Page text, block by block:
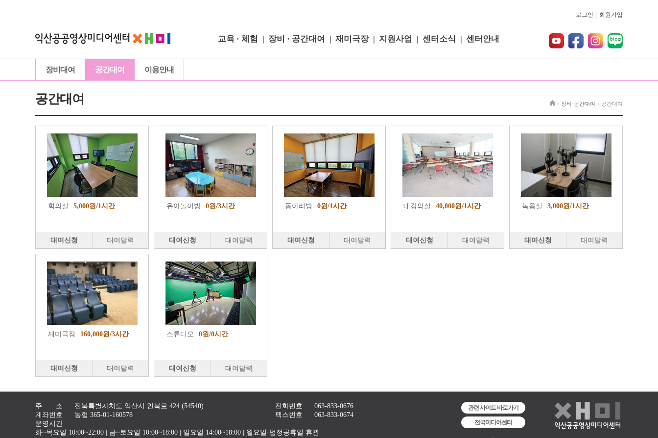
로그인 회원가입
교육 · 체험 장비 · 공간대여 재미극장 지원사업 센터소식 센터안내
장비대여 공간대여 이용안내
공간대여 > 장비·공간대여 > 공간대여
회의실 5,000원/1시간
대여신청 대여달력
유아놀이방 0원/3시간
대여신청 대여달력
동아리방 0원/1시간
대여신청 대여달력
대강의실 40,000원/1시간
대여신청 대여달력
녹음실 3,000원/1시간
대여신청 대여달력
재미극장 160,000원/3시간
대여신청 대여달력
스튜디오 0원/0시간
대여신청 대여달력
주 소 전북특별자치도 익산시 인북로 424 (54540) 전화번호
063-833-0676
계좌번호
농협 365-01-160578 팩스번호
063-833-0674
운영시간
화~목요일 10:00~22:00 | 금~토요일 10:00~18:00 | 일요일 14:00~18:00 | 월요일·법정공휴일 휴관
관련 사이트 바로가기
전국미디어센터